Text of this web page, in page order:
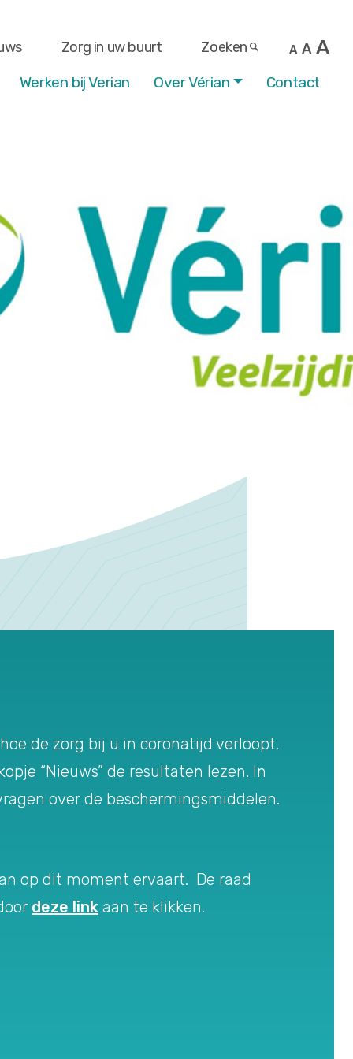
Zorg in uw buurt Zoeken A A A
Werken bij Verian Over Vérian Contact
de zorg bij u in coronatijd verloopt.
“Nieuws” de resultaten lezen. In
over de beschermingsmiddelen.
op dit moment ervaart. De raad
deze link aan te klikken.